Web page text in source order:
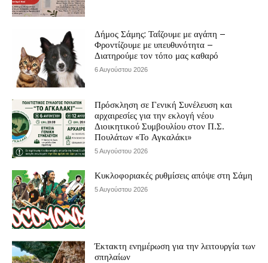
Δήμος Σάμης: Ταΐζουμε με αγάπη –
Φροντίζουμε με υπευθυνότητα –
Διατηρούμε τον τόπο μας καθαρό
6 Αυγούστου 2026
Πρόσκληση σε Γενική Συνέλευση και
αρχαιρεσίες για την εκλογή νέου
Διοικητικού Συμβουλίου στον Π.Σ.
Πουλάτων «Το Αγκαλάκι»
5 Αυγούστου 2026
Κυκλοφοριακές ρυθμίσεις απόψε στη Σάμη
5 Αυγούστου 2026
Έκτακτη ενημέρωση για την λειτουργία των
σπηλαίων